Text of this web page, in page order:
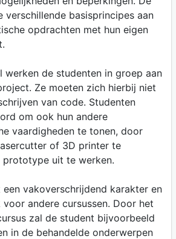
verschillende basisprincipes aan
opdrachten met hun eigen
werken de studenten in groep aan
Ze moeten zich hierbij niet
van code. Studenten
om ook hun andere
vaardigheden te tonen, door
of 3D printer te
prototype uit te werken.
een vakoverschrijdend karakter en
andere cursussen. Door het
zal de student bijvoorbeeld
in de behandelde onderwerpen